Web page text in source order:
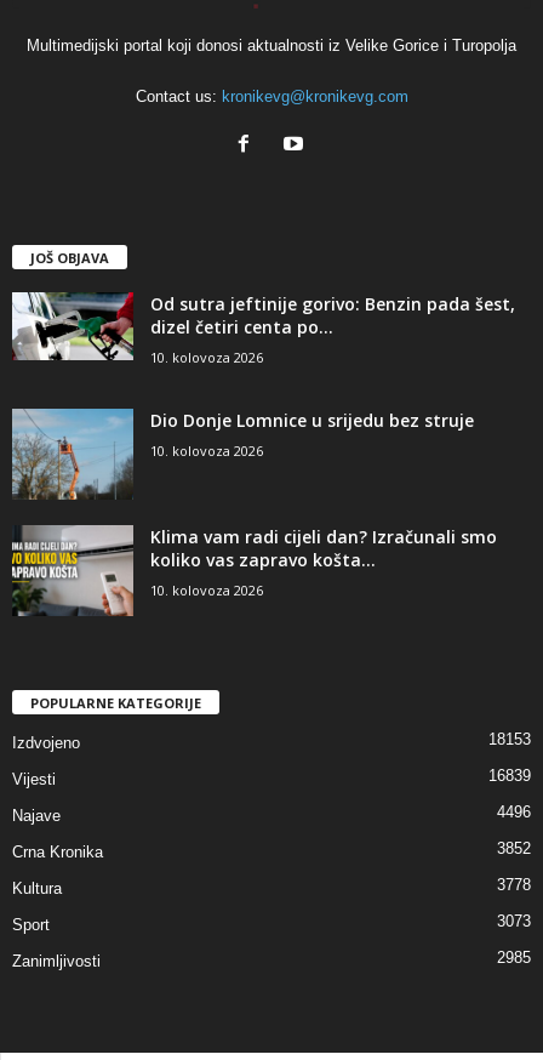
Multimedijski portal koji donosi aktualnosti iz Velike Gorice i Turopolja
Contact us: kronikevg@kronikevg.com
JOŠ OBJAVA
Od sutra jeftinije gorivo: Benzin pada šest,
dizel četiri centa po...
10. kolovoza 2026
Dio Donje Lomnice u srijedu bez struje
10. kolovoza 2026
Klima vam radi cijeli dan? Izračunali smo
koliko vas zapravo košta...
10. kolovoza 2026
POPULARNE KATEGORIJE
Izdvojeno 18153
Vijesti 16839
Najave 4496
Crna Kronika 3852
Kultura 3778
Sport 3073
Zanimljivosti 2985